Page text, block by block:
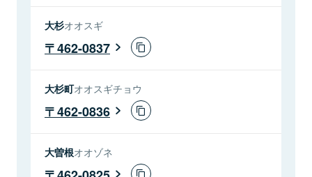
大杉オオスギ
462-0837
大杉町オオスギチョウ
462-0836
大曽根オオゾネ